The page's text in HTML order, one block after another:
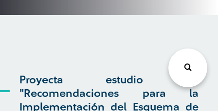
Proyecta estudio de
"Recomendaciones para la
Implementación del Esquema de